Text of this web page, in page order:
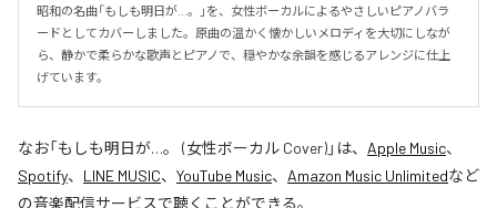
昭和の名曲「もしも明日が…。」を、女性ボーカルによるやさしいピアノバラ
ードとしてカバーしました。原曲の温かく懐かしいメロディを大切にしなが
ら、静かで柔らかな歌声とピアノで、穏やかな余韻を感じるアレンジに仕上
げています。
なお「もしも明日が…。 (女性ボーカル Cover)」は、 Apple Music、
Spotify、 LINE MUSIC、 YouTube Music、 Amazon Music Unlimitedなど
の音楽配信サービスで聴くことができる。